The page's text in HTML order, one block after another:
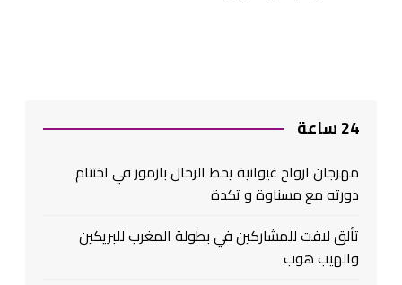
24 ساعة
مهرجان ارواح غيوانية يحط الرحال بازمور في اختتام
دورته مع مسناوة و تكدة
تألق لافت للمشاركين في بطولة المغرب للبريكين
والهيب هوب